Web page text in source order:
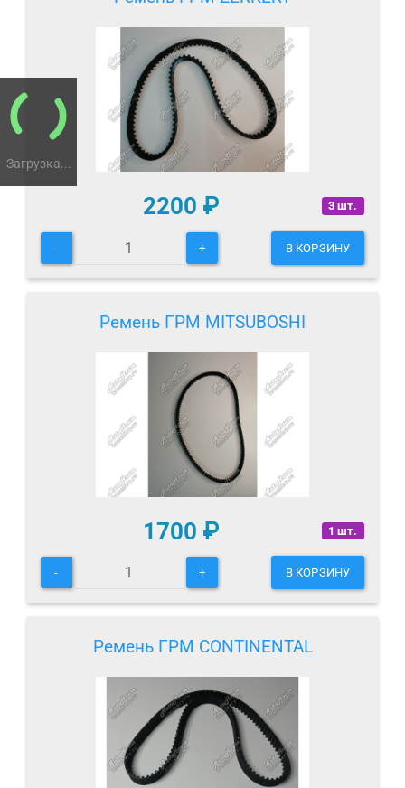
Загрузка...
3 шт.
2200 ₽
- + В КОРЗИНУ
Ремень ГРМ MITSUBOSHI
1 шт.
1700 ₽
- + В КОРЗИНУ
Ремень ГРМ CONTINENTAL